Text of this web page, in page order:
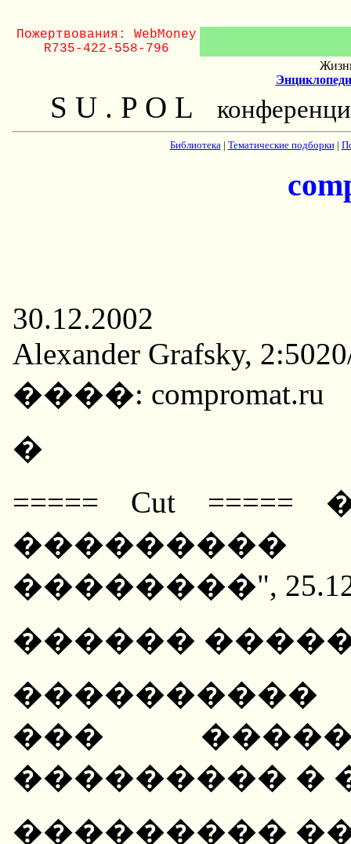
Пожертвования: WebMoney
R735-422-558-796
S U . P O L
Библиотека| Тематические подборки|
30.12.2002
Alexander Grafsky,
����: compromat.ru
�
===== Cut
��������",
������
����������
���
��������� �
���������